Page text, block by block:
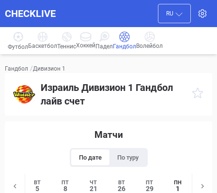
CHECKLIVE RU
Футбол БаскетболТеннисХоккей ПаделГандбол Волейбол
Гандбол /Дивизион 1
Израиль Дивизион 1 Гандбол
лайв счет
Матчи
По дате По туру
ВТ
5
ПТ
8
ЧТ
21
ВТ
26
ПТ
29
ПН
1